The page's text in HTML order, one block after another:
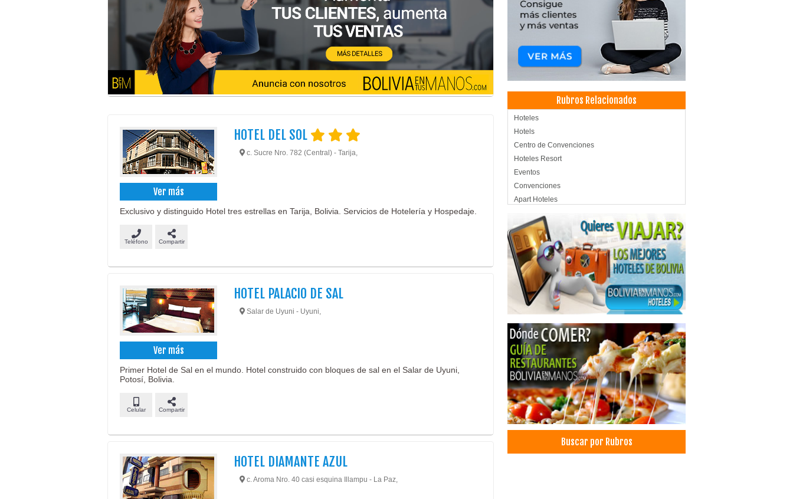
Ver más
HOTEL DEL SOL
c. Sucre Nro. 782 (Central) - Tarija,
Exclusivo y distinguido Hotel tres estrellas en Tarija, Bolivia. Servicios de Hotelería y Hospedaje.
Teléfono Compartir
Ver más
HOTEL PALACIO DE SAL
Salar de Uyuni - Uyuni,
Primer Hotel de Sal en el mundo. Hotel construido con bloques de sal en el Salar de Uyuni,
Potosí, Bolivia.
Celular Compartir
HOTEL DIAMANTE AZUL
c. Aroma Nro. 40 casi esquina Illampu - La Paz,
Rubros Relacionados
Hoteles
Hotels
Centro de Convenciones
Hoteles Resort
Eventos
Convenciones
Apart Hoteles
Salones de Eventos
Hospedajes
Hoteles de Sal
Hoteles en el Salar de Uyuni
Hotelería
Buscar por Rubros